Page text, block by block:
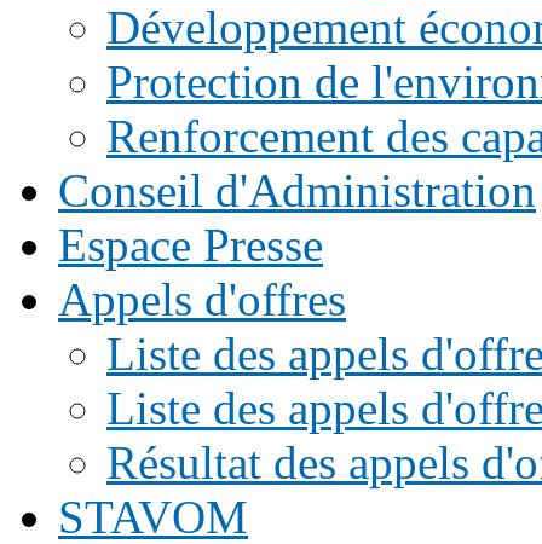
Développement
Protection de
Renforcement des
Conseil d'Administration
Espace Presse
Appels d'offres
Liste des appels
Liste des appels
Résultat des appels
STAVOM